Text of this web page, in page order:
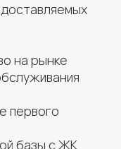
на рынке
первого
базы с ЖК